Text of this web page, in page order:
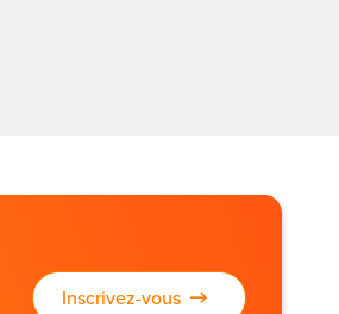
Inscrivez-vous